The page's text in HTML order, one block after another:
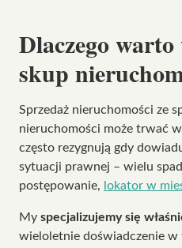
Dlaczego
skup
Sprzedaż nieruchomości ze
nieruchomości może trwać
często rezygnują gdy
sytuacji prawnej – wielu
postępowanie, lokator w
My specjalizujemy się
wieloletnie doświadczenie w